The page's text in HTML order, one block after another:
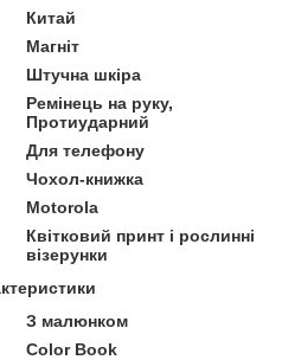
Китай
Магніт
Штучна шкіра
Ремінець на руку,
Протиударний
Для телефону
Чохол-книжка
Motorola
Квітковий принт і рослинні
візерунки
З малюнком
Color Book